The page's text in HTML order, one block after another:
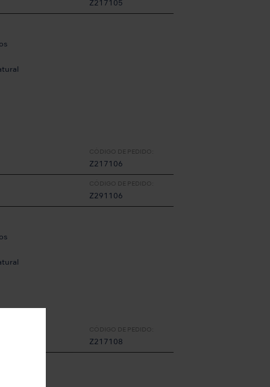
Z217105
CÓDIGO DE PEDIDO:
Z217106
CÓDIGO DE PEDIDO:
Z291106
CÓDIGO DE PEDIDO:
Z217108